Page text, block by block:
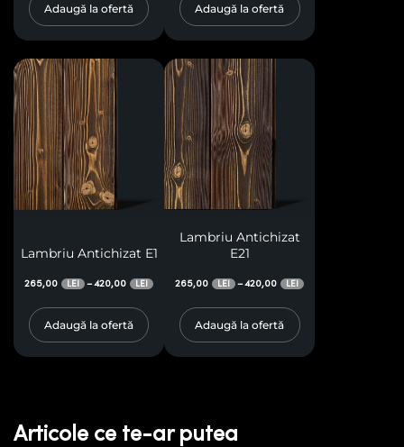
Adaugă la ofertă Adaugă la ofertă
Lambriu Antichizat E1
265,00 LEI –420,00 LEI
Adaugă la ofertă
Lambriu Antichizat
E21
265,00 LEI –420,00 LEI
Adaugă la ofertă
Articole ce te-ar putea